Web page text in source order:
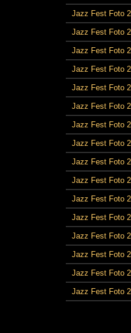
Jazz Fest Foto
Jazz Fest Foto
Jazz Fest Foto
Jazz Fest Foto
Jazz Fest Foto
Jazz Fest Foto
Jazz Fest Foto
Jazz Fest Foto
Jazz Fest Foto
Jazz Fest Foto
Jazz Fest Foto
Jazz Fest Foto
Jazz Fest Foto
Jazz Fest Foto
Jazz Fest Foto
Jazz Fest Foto